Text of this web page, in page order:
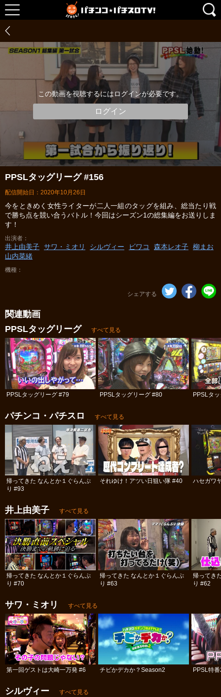
この動画を視聴するにはログインが必要です。
ログイン
PPSLタッグリーグ #156
配信開始日：2020年10月26日
今をときめく女性ライターが二人一組のタッグを組み、総当たり戦
で勝ち点を競い合うバトル！今回はシーズン1の総集編をお送りしま
す！
出演者
井上由美子 サワ・ミオリ シルヴィー ビワコ 森本レオ子 柳まお
山内菜緒
機種
シェアする
関連動画
PPSLタッグリーグ
すべて見る
PPSLタッグリーグ #79 PPSLタッグリーグ #80 PPSLタ
パチンコ・パチスロ すべて見る
帰ってきた なんとか１ぐらんぷ
り #93
それゆけ！アツい日狙い隊 #40 ハセガワ
井上由美子 すべて見る
帰ってきた なんとか１ぐらんぷ
り #70
帰ってきた なんとか１ぐらんぷ
り #63
帰ってき
り #62
サワ・ミオリ すべて見る
第一回ゲストは大崎一万発 #6 チビかデカか？Season2 PPSL特
シルヴィー すべて見る